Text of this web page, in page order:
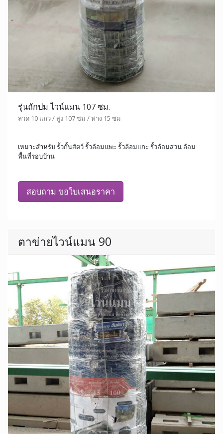
รุ่นถักปม ไวน์แมน 107 ซม.
ลวด 10 แถว / สูง 107 ซม / ห่าง 15 ซม
เหมาะสำหรับ รั้วกั้นสัตว์ รั้วล้อมแพะ รั้วล้อมแกะ รั้วล้อมสวน ล้อม
พื้นที่รอบบ้าน
สอบถาม ขอใบเสนอราคา
ตาข่ายไวน์แมน 90